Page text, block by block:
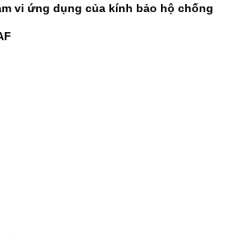
vi ứng dụng của kính bảo hộ chống